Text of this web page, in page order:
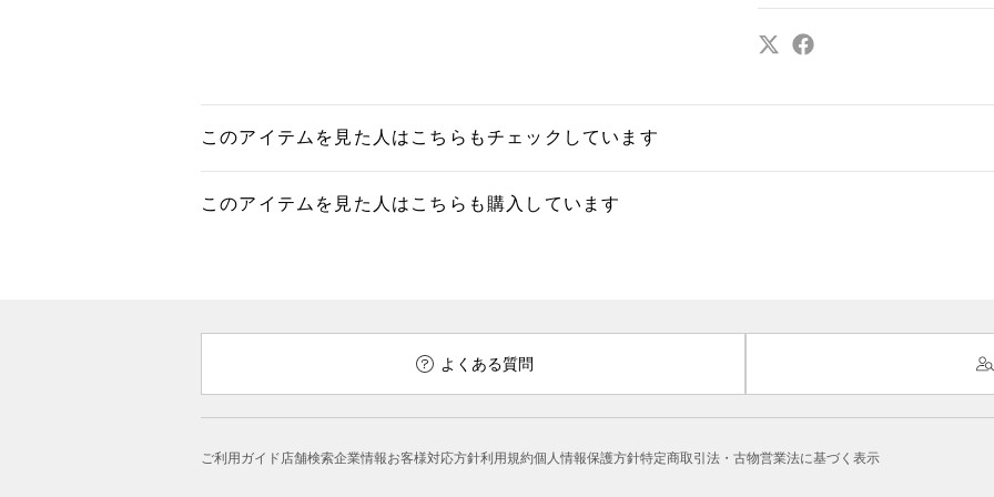
このアイテムを見た人はこちらもチェックしています
このアイテムを見た人はこちらも購入しています
よくある質問
ご利用ガイド店舗検索企業情報お客様対応方針利用規約個人情報保護方針特定商取引法・古物営業法に基づく表示